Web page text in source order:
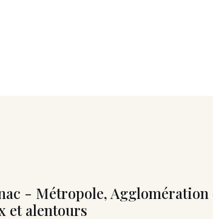
- Métropole, Agglomération
et alentours